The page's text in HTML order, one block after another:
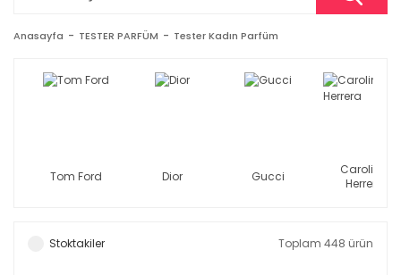
Anasayfa TESTER PARFÜM Tester Kadın Parfüm
Tom Ford Dior Gucci
Carolina
Herrera
Stoktakiler Toplam 448 ürün